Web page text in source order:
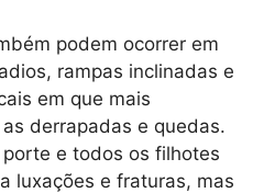
podem ocorrer em
rampas inclinadas e
em que mais
derrapadas e quedas.
e todos os filhotes
luxações e fraturas, mas